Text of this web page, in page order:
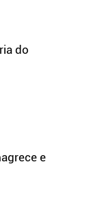
do
e